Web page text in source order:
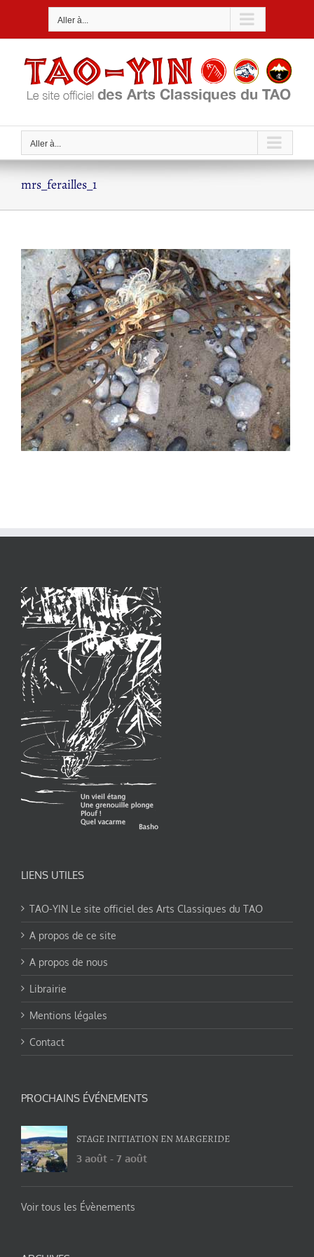
Aller à...
Aller à...
mrs_ferailles_1
LIENS UTILES
TAO-YIN Le site officiel des Arts Classiques du TAO
A propos de ce site
A propos de nous
Librairie
Mentions légales
Contact
PROCHAINS ÉVÉNEMENTS
STAGE INITIATION EN MARGERIDE
3 août - 7 août
Voir tous les Évènements